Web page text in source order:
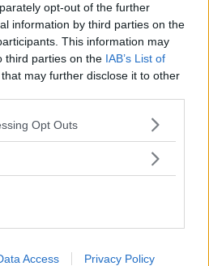
opt-out of the further
information by third parties on the
This information may
third parties on the IAB’s List of
that may further disclose it to other
app uses one or more Google
behaviour. You may click to
purposes in below Google
Opt Outs
Access Privacy Policy